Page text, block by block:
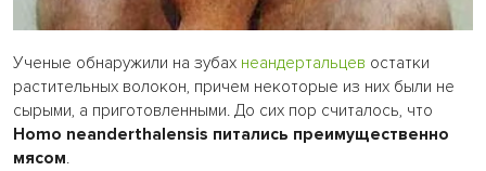
Ученые обнаружили на зубах неандертальцев остатки
растительных волокон, причем некоторые из них были не
сырыми, а приготовленными. До сих пор считалось, что
Homo neanderthalensis питались преимущественно
мясом.